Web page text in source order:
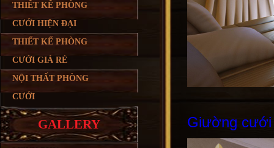
THIẾT KẾ PHÒNG
CƯỚI HIỆN ĐẠI
THIẾT KẾ PHÒNG
CƯỚI GIÁ RẺ
NỘI THẤT PHÒNG
CƯỚI
GALLERY Giường